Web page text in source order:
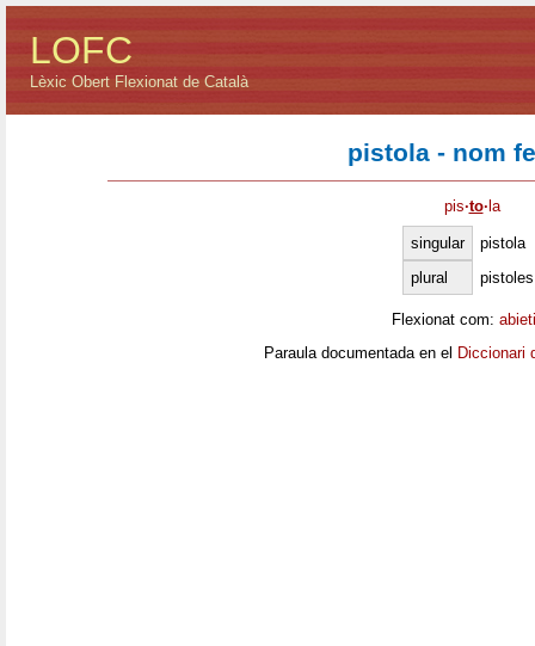
LOFC
Lèxic Obert Flexionat de Català
pistola - nom
pis·to· la
singular
pistola
plural
pistoles
Flexionat com:
Paraula documentada en el Diccionari